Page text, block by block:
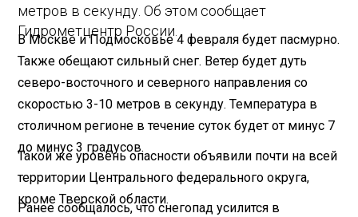
метров в секунду. Об этом сообщает
Гидрометцентр России.
В Москве и Подмосковье 4 февраля будет пасмурно.
Также обещают сильный снег. Ветер будет дуть
северо-восточного и северного направления со
скоростью 3-10 метров в секунду. Температура в
столичном регионе в течение суток будет от минус 7
до минус 3 градусов.
Такой же уровень опасности объявили почти на всей
территории Центрального федерального округа,
кроме Тверской области.
Ранеесообщалось, что снегопад усилится в